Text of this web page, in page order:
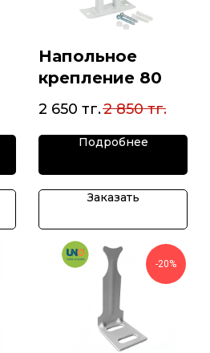
Напольное
крепление 80
2 650 тг.2 850 тг.
Подробнее
Заказать
-20%